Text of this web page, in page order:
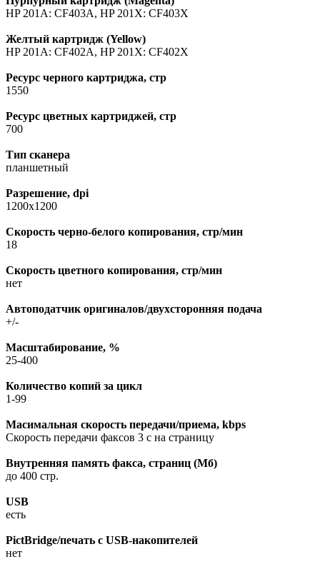
HP 201A: CF403A, HP 201X: CF403X
Желтый картридж (Yellow)
HP 201A: CF402A, HP 201X: CF402X
Ресурс черного картриджа, стр
1550
Ресурс цветных картриджей, стр
700
Тип сканера
планшетный
Разрешение, dpi
1200х1200
Скорость черно-белого копирования, стр/мин
18
Скорость цветного копирования, стр/мин
нет
Автоподатчик оригиналов/двухсторонняя подача
+/-
Масштабирование, %
25-400
Количество копий за цикл
1-99
Масимальная скорость передачи/приема, kbps
Скорость передачи факсов 3 с на страницу
Внутренняя память факса, страниц (Мб)
до 400 стр.
USB
есть
PictBridge/печать с USB-накопителей
нет